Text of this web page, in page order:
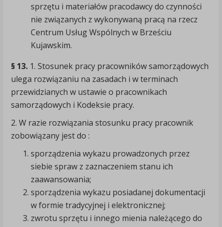
sprzętu i materiałów pracodawcy do czynności
nie związanych z wykonywaną pracą na rzecz
Centrum Usług Wspólnych w Brześciu
Kujawskim.
§ 13. 1. Stosunek pracy pracowników samorządowych
ulega rozwiązaniu na zasadach i w terminach
przewidzianych w ustawie o pracownikach
samorządowych i Kodeksie pracy.
2. W razie rozwiązania stosunku pracy pracownik
zobowiązany jest do :
sporządzenia wykazu prowadzonych przez
siebie spraw z zaznaczeniem stanu ich
zaawansowania;
sporządzenia wykazu posiadanej dokumentacji
w formie tradycyjnej i elektronicznej;
zwrotu sprzętu i innego mienia należącego do